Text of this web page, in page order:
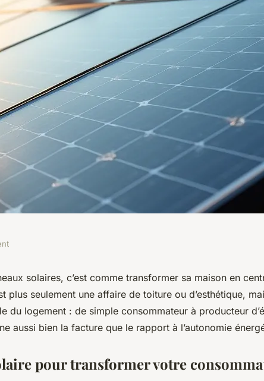
:
et gagnez en
solaires, c’est comme transformer sa maison en
plus seulement une affaire de toiture ou d’esthétique,
du logement : de simple consommateur à producteur
aussi bien la facture que le rapport à l’autonomie
pour transformer votre